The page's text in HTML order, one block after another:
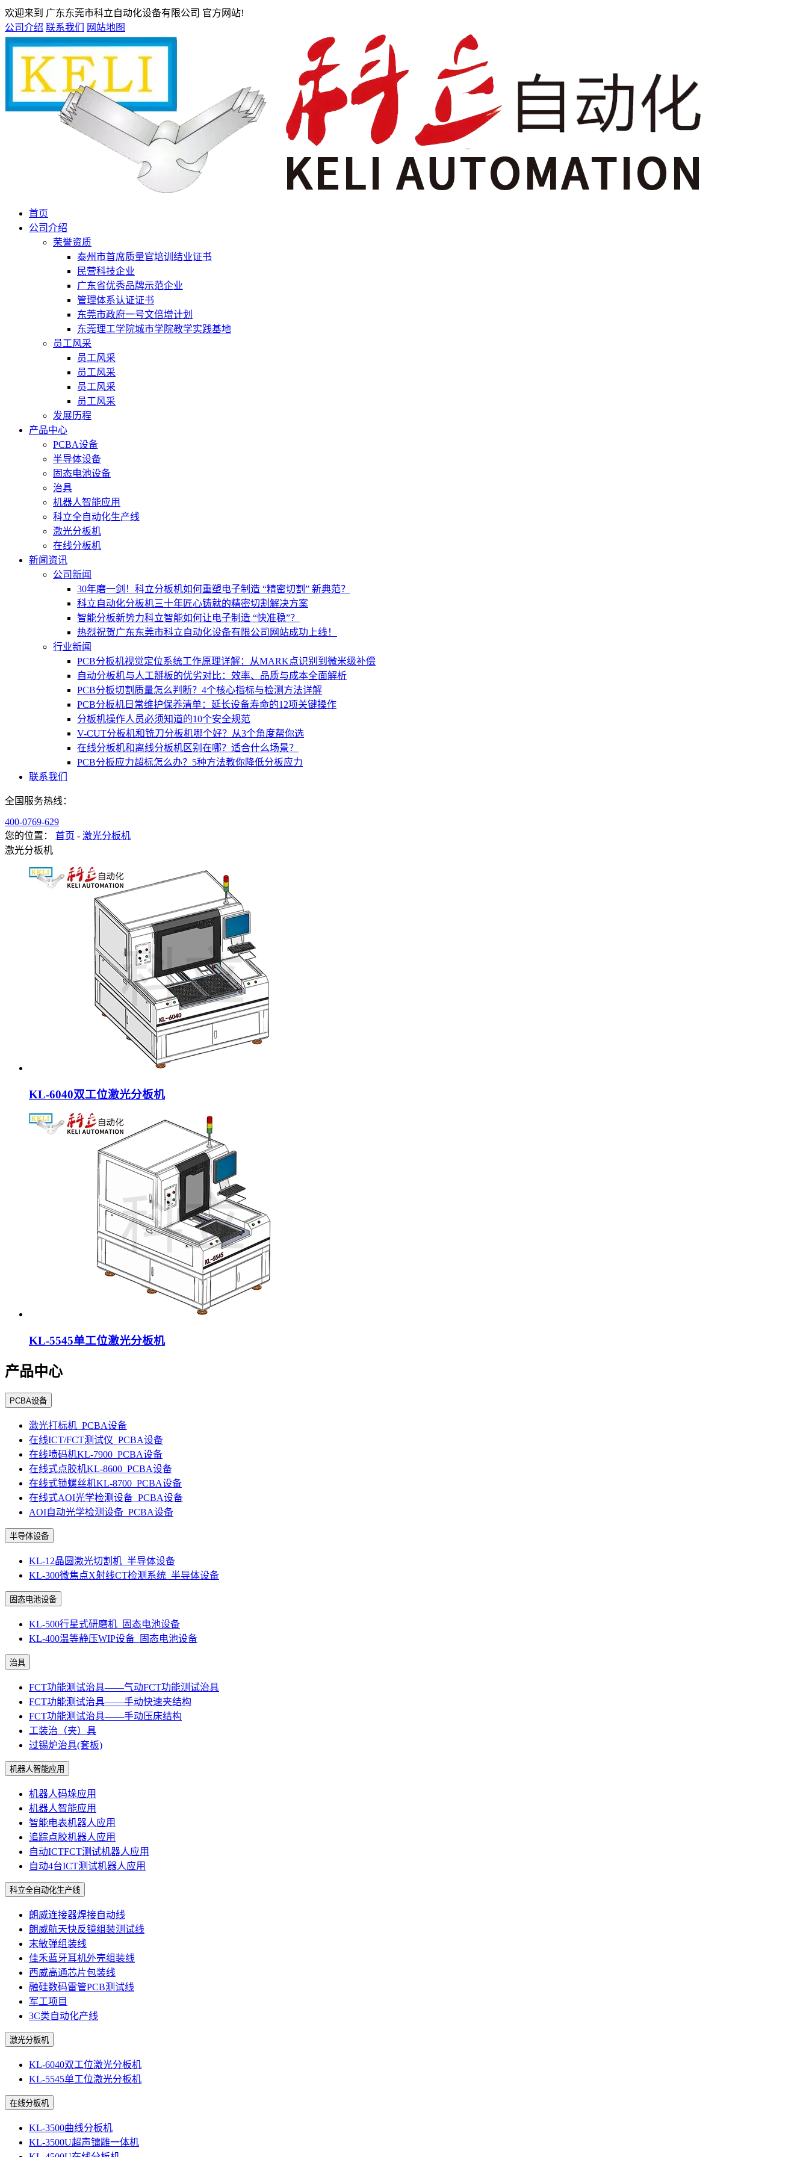
欢迎来到 广东东莞市科立自动化设备有限公司 官方网站!
公司介绍 联系我们 网站地图
首页
公司介绍
荣誉资质
泰州市首席质量官培训结业证书
民营科技企业
广东省优秀品牌示范企业
管理体系认证证书
东莞市政府一号文倍增计划
东莞理工学院城市学院教学实践基地
员工风采
员工风采
员工风采
员工风采
员工风采
发展历程
产品中心
PCBA设备
半导体设备
固态电池设备
治具
机器人智能应用
科立全自动化生产线
激光分板机
在线分板机
新闻资讯
公司新闻
30年磨一剑！科立分板机如何重塑电子制造 “精密切割” 新典范？
科立自动化分板机三十年匠心铸就的精密切割解决方案
智能分板新势力科立智能如何让电子制造 “快准稳”？
热烈祝贺广东东莞市科立自动化设备有限公司网站成功上线！
行业新闻
PCB分板机视觉定位系统工作原理详解：从MARK点识别到微米级补偿
自动分板机与人工掰板的优劣对比：效率、品质与成本全面解析
PCB分板切割质量怎么判断？4个核心指标与检测方法详解
PCB分板机日常维护保养清单：延长设备寿命的12项关键操作
分板机操作人员必须知道的10个安全规范
V-CUT分板机和铣刀分板机哪个好？从3个角度帮你选
在线分板机和离线分板机区别在哪？适合什么场景？
PCB分板应力超标怎么办？5种方法教你降低分板应力
联系我们
全国服务热线：
400-0769-629
您的位置：
首页 - 激光分板机
激光分板机
KL-6040双工位激光分板机
KL-5545单工位激光分板机
产品中心
PCBA设备
激光打标机_PCBA设备
在线ICT/FCT测试仪_PCBA设备
在线喷码机KL-7900_PCBA设备
在线式点胶机KL-8600_PCBA设备
在线式锁螺丝机KL-8700_PCBA设备
在线式AOI光学检测设备_PCBA设备
AOI自动光学检测设备_PCBA设备
半导体设备
KL-12晶圆激光切割机_半导体设备
KL-300微焦点X射线CT检测系统_半导体设备
固态电池设备
KL-500行星式研磨机_固态电池设备
KL-400温等静压WIP设备_固态电池设备
治具
FCT功能测试治具——气动FCT功能测试治具
FCT功能测试治具——手动快速夹结构
FCT功能测试治具——手动压床结构
工装治（夹）具
过锡炉治具(套板)
机器人智能应用
机器人码垛应用
机器人智能应用
智能电表机器人应用
追踪点胶机器人应用
自动ICTFCT测试机器人应用
自动4台ICT测试机器人应用
科立全自动化生产线
朗威连接器焊接自动线
朗威航天快反镜组装测试线
末敏弹组装线
佳禾蓝牙耳机外壳组装线
西威高通芯片包装线
融硅数码雷管PCB测试线
军工项目
3C类自动化产线
激光分板机
KL-6040双工位激光分板机
KL-5545单工位激光分板机
在线分板机
KL-3500曲线分板机
KL-3500U超声镭雕一体机